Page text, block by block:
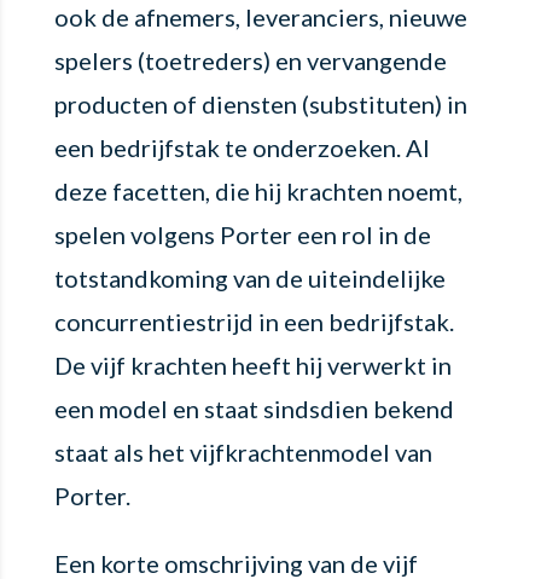
ook de afnemers, leveranciers, nieuwe
spelers (toetreders) en vervangende
producten of diensten (substituten) in
een bedrijfstak te onderzoeken. Al
deze facetten, die hij krachten noemt,
spelen volgens Porter een rol in de
totstandkoming van de uiteindelijke
concurrentiestrijd in een bedrijfstak.
De vijf krachten heeft hij verwerkt in
een model en staat sindsdien bekend
staat als het vijfkrachtenmodel van
Porter.
Een korte omschrijving van de vijf